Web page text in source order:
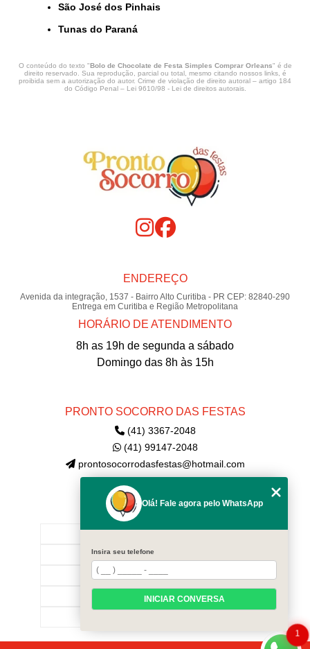
São José dos Pinhais
Tunas do Paraná
O conteúdo do texto "Bolo de Chocolate de Festa Simples Comprar Orleans" é de
direito reservado. Sua reprodução, parcial ou total, mesmo citando nossos links, é
proibida sem a autorização do autor. Crime de violação de direito autoral – artigo 184
do Código Penal – Lei 9610/98 - Lei de direitos autorais.
ENDEREÇO
Avenida da integração, 1537 - Bairro Alto Curitiba - PR CEP: 82840-290
Entrega em Curitiba e Região Metropolitana
HORÁRIO DE ATENDIMENTO
8h as 19h de segunda a sábado
Domingo das 8h às 15h
PRONTO SOCORRO DAS FESTAS
(41) 3367-2048
(41) 99147-2048
prontosocorrodasfestas@hotmail.com
MENU
EMPRESA
CONTATE-NOS!
CATEGORIAS
1
Olá! Fale agora pelo WhatsApp
Insira seu telefone
INICIAR CONVERSA